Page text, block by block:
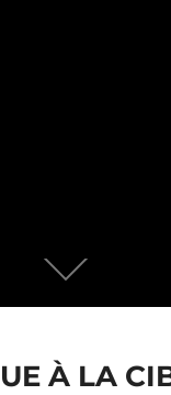
Descendre
au
À LA